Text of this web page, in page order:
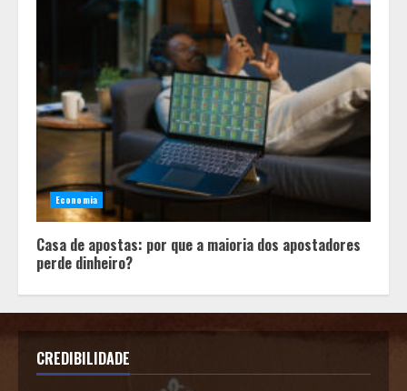
Economia
Casa de apostas: por que a maioria dos apostadores
perde dinheiro?
CREDIBILIDADE